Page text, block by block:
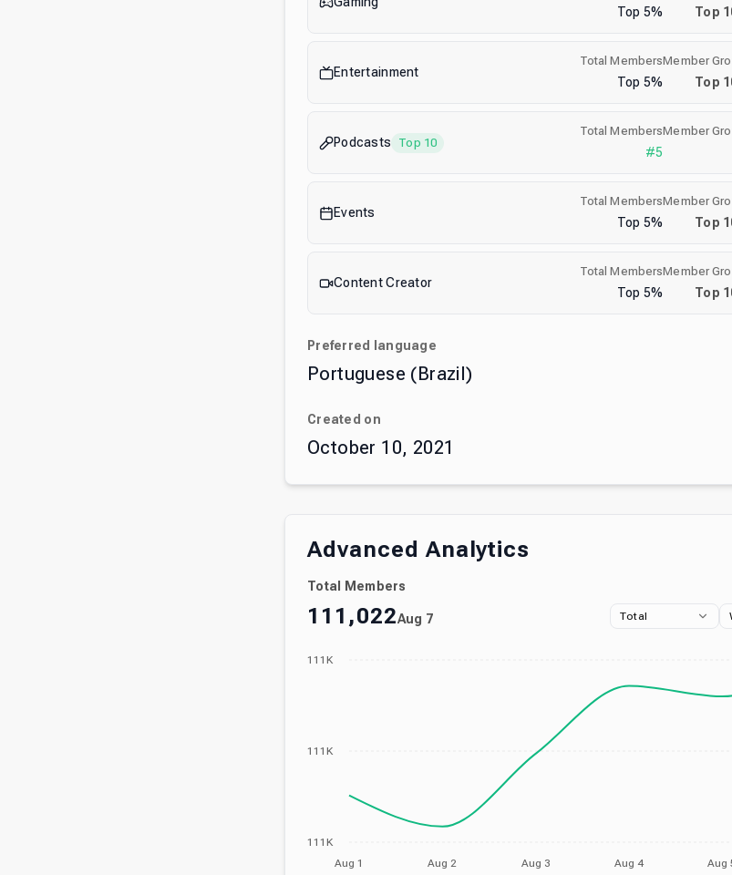
Top 5% Top
Entertainment
Total Members
Top 5%
Member
Top
Podcasts Top 10
Total Members
#5
Member
Events
Total Members
Top 5%
Member
Top
Content Creator
Total Members
Top 5%
Member
Top
Preferred language
Portuguese (Brazil)
Created on
October 10, 2021
Advanced Analytics
Total Members
111,022Aug 7 Total
Aug 1 Aug 2 Aug 3 Aug 4 Aug
111K
111K
111K